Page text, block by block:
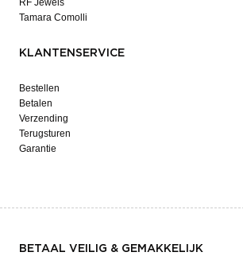
RF Jewels
Tamara Comolli
KLANTENSERVICE
Bestellen
Betalen
Verzending
Terugsturen
Garantie
BETAAL VEILIG & GEMAKKELIJK